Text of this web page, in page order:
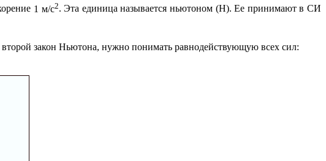
1 м/с2. Эта единица называетсяньютоном (Н). Ее принимают в СИ
закон Ньютона, нужно понимать равнодействующую всех сил: